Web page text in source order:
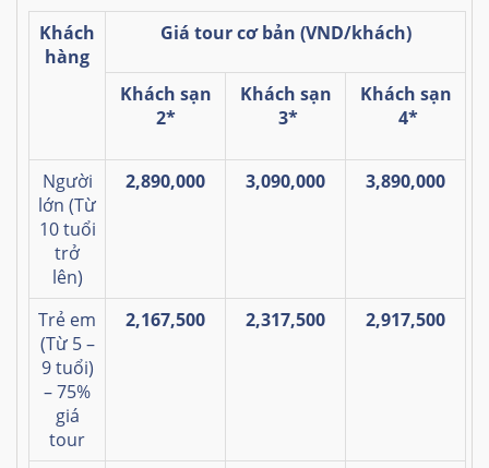
Khách
hàng
Giá tour cơ bản (VND/khách)
Khách sạn
2*
Khách sạn
3*
Khách sạn
4*
Người
lớn (Từ
10 tuổi
trở
lên)
2,890,000 3,090,000 3,890,000
Trẻ em
(Từ 5 –
9 tuổi)
– 75%
giá
tour
2,167,500 2,317,500 2,917,500